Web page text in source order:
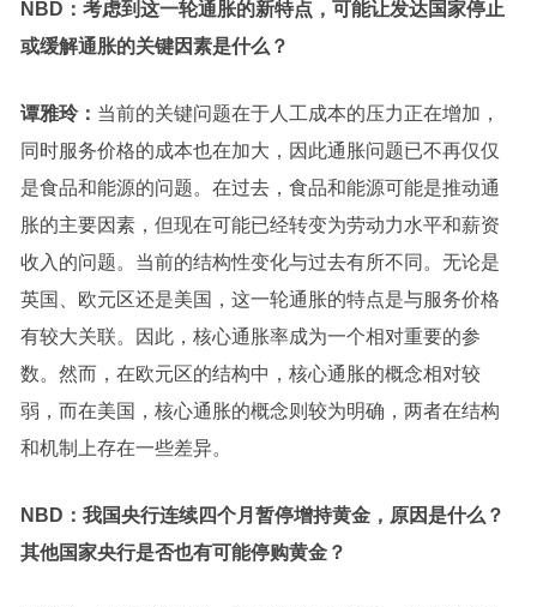
NBD： 考虑到这一轮通胀的新特点，可能让发达国家停止
或缓解通胀的关键因素是什么？
谭雅玲： 当前的关键问题在于人工成本的压力正在增加，
同时服务价格的成本也在加大，因此通胀问题已不再仅仅
是食品和能源的问题。在过去，食品和能源可能是推动通
胀的主要因素，但现在可能已经转变为劳动力水平和薪资
收入的问题。当前的结构性变化与过去有所不同。无论是
英国、欧元区还是美国，这一轮通胀的特点是与服务价格
有较大关联。因此，核心通胀率成为一个相对重要的参
数。然而，在欧元区的结构中，核心通胀的概念相对较
弱，而在美国，核心通胀的概念则较为明确，两者在结构
和机制上存在一些差异。
NBD： 我国央行连续四个月暂停增持黄金，原因是什么？
其他国家央行是否也有可能停购黄金？